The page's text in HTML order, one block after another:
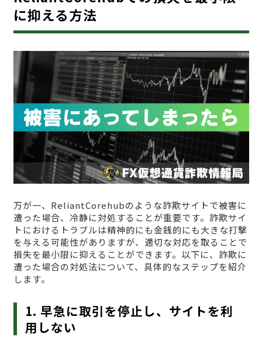
に抑える方法
万が一、ReliantCorehubのような詐欺サイトで被害に
遭った場合、冷静に対処することが重要です。詐欺サイ
トにおけるトラブルは精神的にも金銭的にも大きな打撃
を与える可能性がありますが、適切な対応を取ることで
損失を最小限に抑えることができます。以下に、詐欺に
遭った場合の対処法について、具体的なステップを紹介
します。
1. 早急に取引を停止し、サイトを利
用しない